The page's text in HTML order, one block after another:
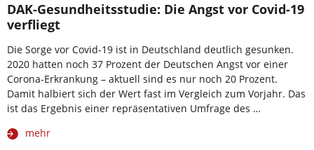
DAK-Gesundheitsstudie: Die Angst vor Covid-19
verfliegt
Die Sorge vor Covid-19 ist in Deutschland deutlich gesunken.
2020 hatten noch 37 Prozent der Deutschen Angst vor einer
Corona-Erkrankung – aktuell sind es nur noch 20 Prozent.
Damit halbiert sich der Wert fast im Vergleich zum Vorjahr. Das
ist das Ergebnis einer repräsentativen Umfrage des …
mehr